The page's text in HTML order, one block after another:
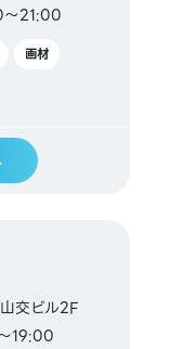
～21:00
画材
交ビル2F
19:00